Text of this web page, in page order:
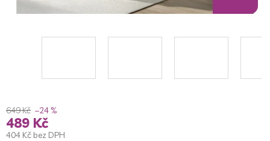
649 Kč –24 %
489 Kč
404 Kč bez DPH